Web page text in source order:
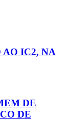
AO IC2, NA
DE
DE